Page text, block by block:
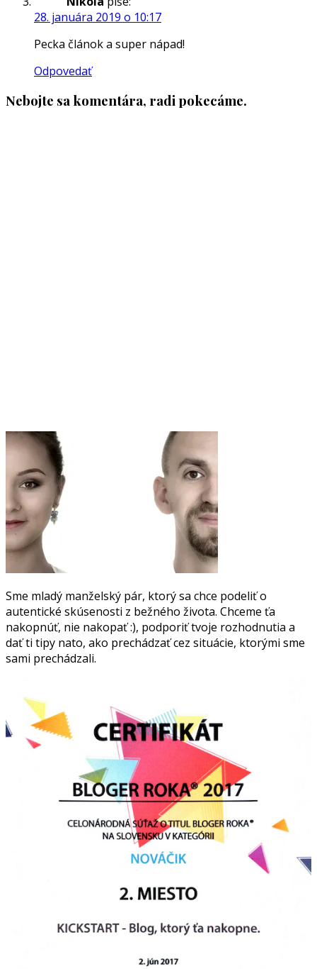
28. januára 2019 o 10:17
Pecka článok a super nápad!
Odpovedať
Nebojte sa komentára, radi pokecáme.
Sme mladý manželský pár, ktorý sa chce podeliť o
autentické skúsenosti z bežného života. Chceme ťa
nakopnúť, nie nakopať :), podporiť tvoje rozhodnutia a
dať ti tipy nato, ako prechádzať cez situácie, ktorými sme
sami prechádzali.